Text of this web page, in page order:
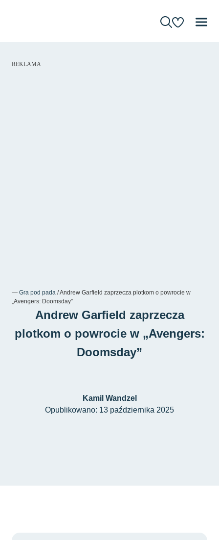
REKLAMA
― Gra pod pada /Andrew Garfield zaprzecza plotkom o powrocie w
„Avengers: Doomsday”
Andrew Garfield zaprzecza
plotkom o powrocie w „Avengers:
Doomsday”
Kamil Wandzel
Opublikowano: 13 października 2025